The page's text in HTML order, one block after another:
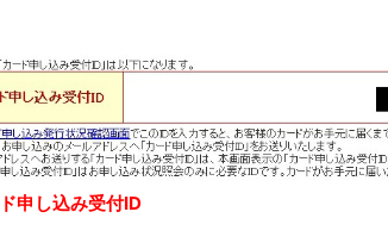
申し込み受付ID